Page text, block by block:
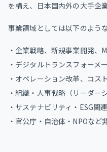
を構え、日本国内外の大手企
事業領域としては以下のよう
・企業戦略、新規事業開発、
・デジタルトランスフォーメ
・オペレーション改革、コス
・組織・人事戦略（リーダー
・サステナビリティ・ESG関
・官公庁・自治体・NPOなど